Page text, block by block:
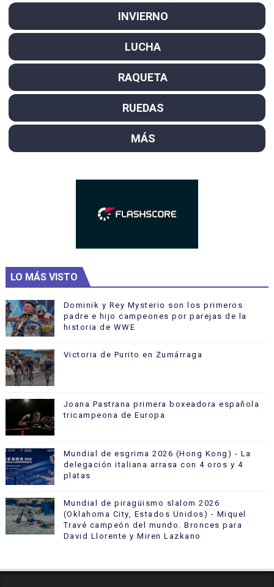
INVIERNO
LUCHA
RAQUETA
RUEDAS
MÁS
LO MÁS VISTO
Dominik y Rey Mysterio son los primeros
padre e hijo campeones por parejas de la
historia de WWE
Victoria de Purito en Zumárraga
Joana Pastrana primera boxeadora española
tricampeona de Europa
Mundial de esgrima 2026 (Hong Kong) - La
delegación italiana arrasa con 4 oros y 4
platas
Mundial de piragüismo slalom 2026
(Oklahoma City, Estados Unidos) - Miquel
Travé campeón del mundo. Bronces para
David Llorente y Miren Lazkano